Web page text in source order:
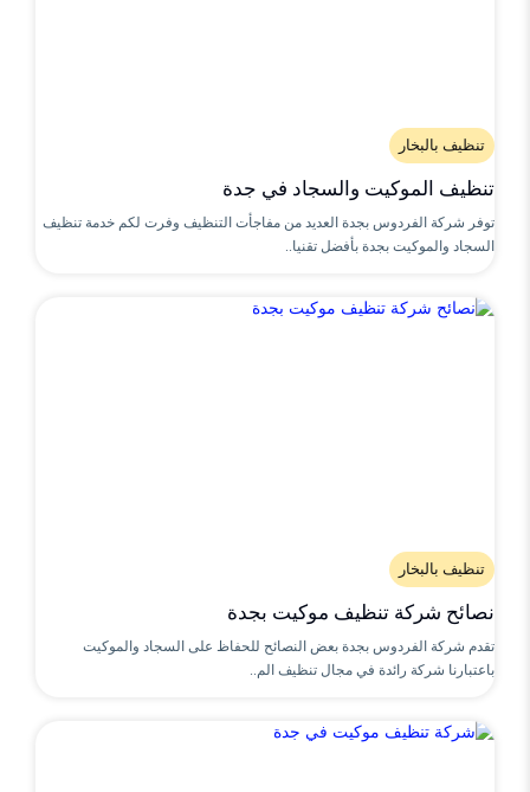
تنظيف بالبخار
تنظيف الموكيت والسجاد في جدة
توفر شركة الفردوس بجدة العديد من مفاجأت التنظيف وفرت لكم خدمة تنظيف
السجاد والموكيت بجدة بأفضل تقنيا..
تنظيف بالبخار
نصائح شركة تنظيف موكيت بجدة
تقدم شركة الفردوس بجدة بعض النصائح للحفاظ على السجاد والموكيت
باعتبارنا شركة رائدة في مجال تنظيف الم..